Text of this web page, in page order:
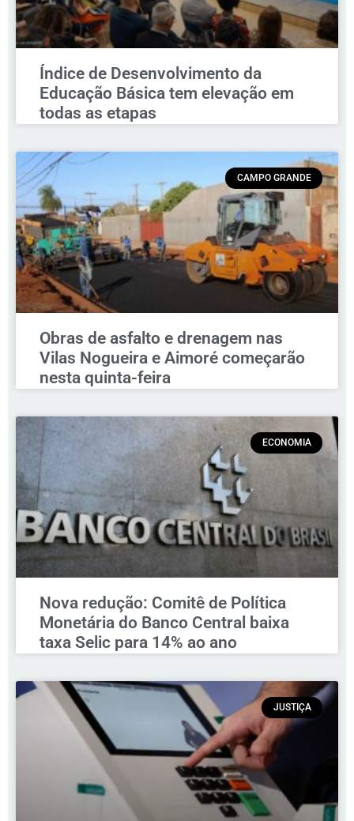
Índice de Desenvolvimento da
Educação Básica tem elevação em
todas as etapas
CAMPO GRANDE
Obras de asfalto e drenagem nas
Vilas Nogueira e Aimoré começarão
nesta quinta-feira
ECONOMIA
Nova redução: Comitê de Política
Monetária do Banco Central baixa
taxa Selic para 14% ao ano
JUSTIÇA